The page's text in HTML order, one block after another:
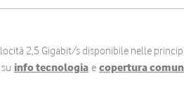
2,5 Gigabit/s disponibile nelle
info tecnologia e copertura